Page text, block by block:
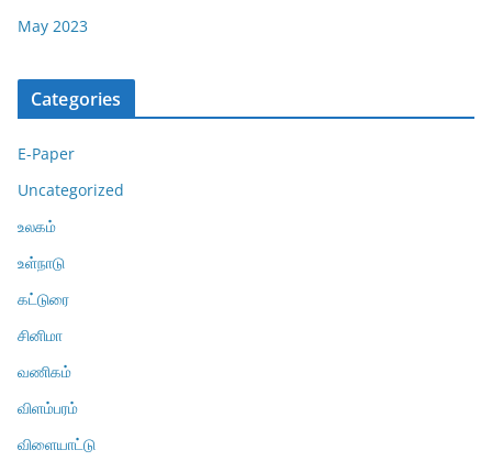
May 2023
Categories
E-Paper
Uncategorized
உலகம்
உள்நாடு
கட்டுரை
சினிமா
வணிகம்
விளம்பரம்
விளையாட்டு